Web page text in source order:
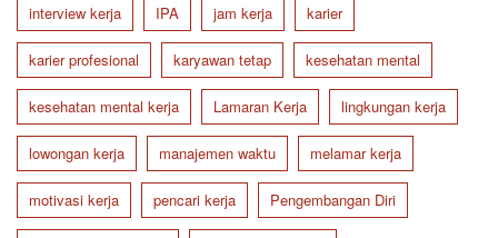
interview kerja IPA jam kerja karier
karier profesional karyawan tetap kesehatan mental
kesehatan mental kerja Lamaran Kerja lingkungan kerja
lowongan kerja manajemen waktu melamar kerja
motivasi kerja pencari kerja Pengembangan Diri